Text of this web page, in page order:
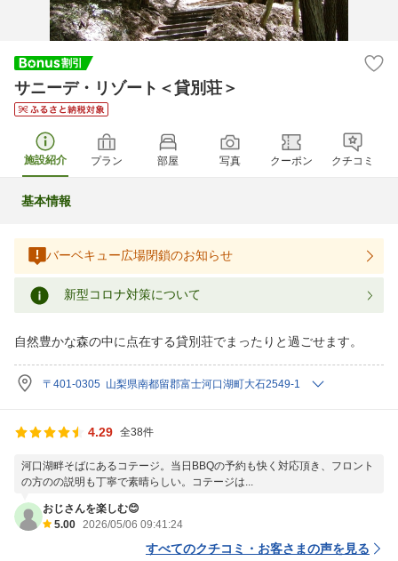
サニーデ・リゾート＜貸別荘＞
施設紹介 プラン 部屋 写真 クーポン クチコミ
基本情報
バーベキュー広場閉鎖のお知らせ
新型コロナ対策について
自然豊かな森の中に点在する貸別荘でまったりと過ごせます。
〒401-0305 山梨県南都留郡富士河口湖町大石2549-1
4.29 全38件
河口湖畔そばにあるコテージ。当日BBQの予約も快く対応頂き、フロント
の方のの説明も丁寧で素晴らしい。コテージは...
おじさんを楽しむ😊
5.00 2026/05/06 09:41:24
すべてのクチコミ・お客さまの声を見る